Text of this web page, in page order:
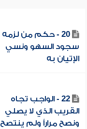
20 - حكم من لزمه
سجود السهو ونسي
الإتيان به
22 - الواجب تجاه
القريب الذي لا يصلي
ونصح مراراً ولم ينتصح